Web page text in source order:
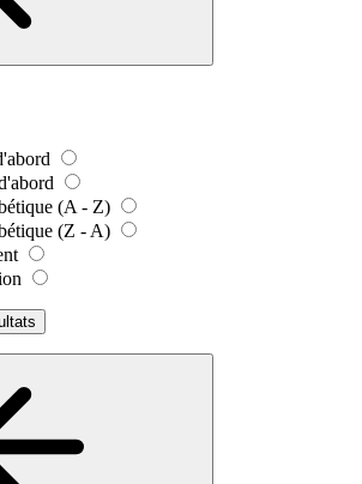
(A - Z)
(Z - A)